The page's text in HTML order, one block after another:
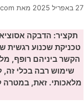
27 באפריל 2025 מאת
טכניקת שכנוע רגשית
שימוש רבה בכלי זה,
מלאכותי. זאת, במטרה